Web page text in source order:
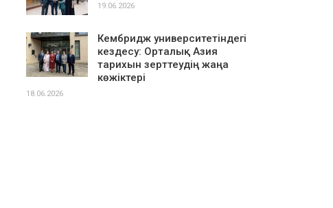
19.06.2026
Кембридж университетіндегі
кездесу: Орталық Азия
тарихын зерттеудің жаңа
көжіктері
18.06.2026